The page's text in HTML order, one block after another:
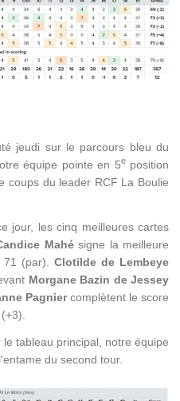
jeudi sur le parcours bleu du
équipe pointe en 5eposition
coups du leader RCF La Boulie
jour, les cinq meilleures cartes
Mahésigne la meilleure
71 (par). Clotilde de Lembeye
Morgane Bazin de Jessey
Pagniercomplètent le score
tableau principal, notre équipe
du second tour.